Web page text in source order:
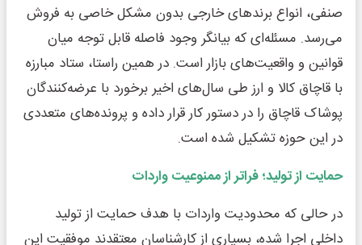
صنفی، انواع برندهای خارجی بدون مشکل خاصی به فروش
می‌رسد. مسئله‌ای که بیانگر وجود فاصله قابل توجه میان
قوانین و واقعیت‌های بازار است. در همین راستا، ستاد مبارزه
با قاچاق کالا و ارز طی سال‌های اخیر برخورد با عرضه‌کنندگان
پوشاک قاچاق را در دستور کار قرار داده و پرونده‌های متعددی
در این حوزه تشکیل شده است.
حمایت از تولید؛ فراتر از ممنوعیت واردات
در حالی که محدودیت واردات با هدف حمایت از تولید
داخلی اجرا شده، بسیاری از کارشناسان معتقدند موفقیت این